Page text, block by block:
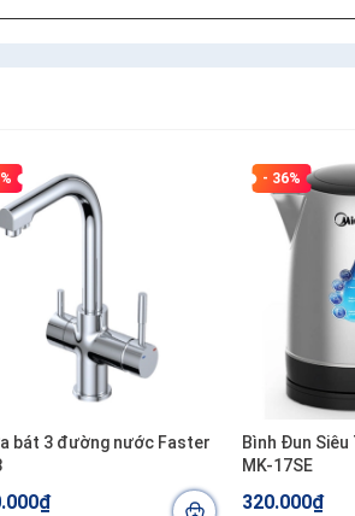
bát 3 đường nước Faster
- 36%
Bình Đun Siêu
MK-17SE
320.000₫